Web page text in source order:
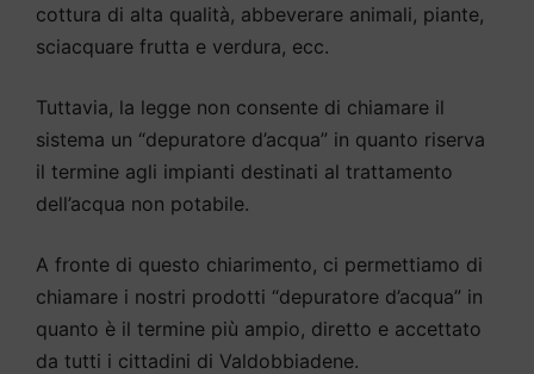
cottura di alta qualità, abbeverare animali, piante,
sciacquare frutta e verdura, ecc.
Tuttavia, la legge non consente di chiamare il
sistema un “depuratore d’acqua” in quanto riserva
il termine agli impianti destinati al trattamento
dell’acqua non potabile.
A fronte di questo chiarimento, ci permettiamo di
chiamare i nostri prodotti “depuratore d’acqua” in
quanto è il termine più ampio, diretto e accettato
da tutti i cittadini di Valdobbiadene.